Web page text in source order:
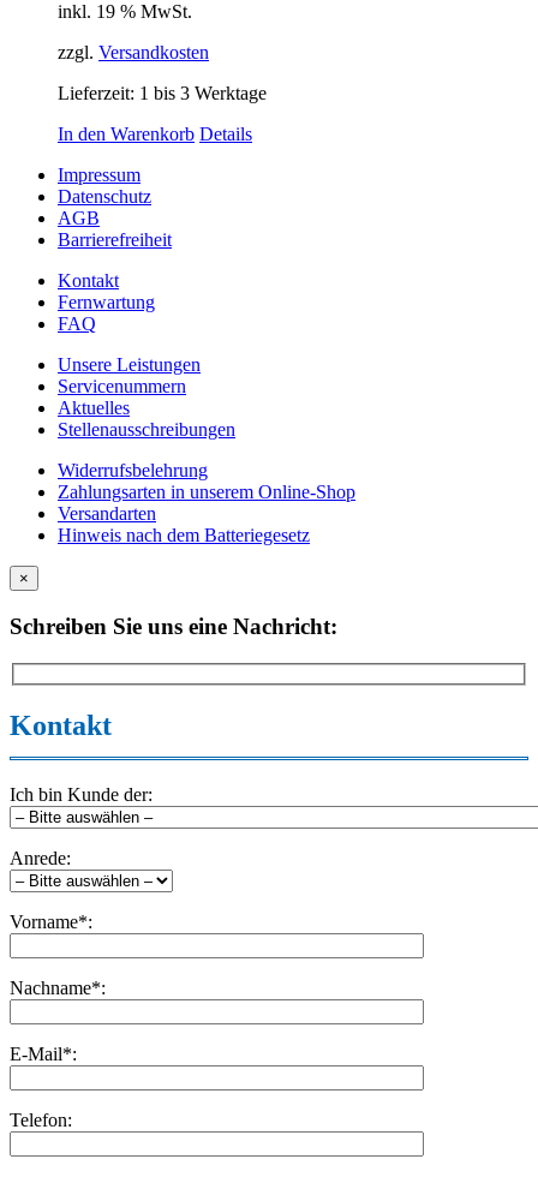
inkl. 19 % MwSt.
zzgl. Versandkosten
Lieferzeit: 1 bis 3 Werktage
In den Warenkorb Details
Impressum
Datenschutz
AGB
Barrierefreiheit
Kontakt
Fernwartung
FAQ
Unsere Leistungen
Servicenummern
Aktuelles
Stellenausschreibungen
Widerrufsbelehrung
Zahlungsarten in unserem Online-Shop
Versandarten
Hinweis nach dem Batteriegesetz
×
Schreiben Sie uns eine Nachricht:
Kontakt
Ich bin Kunde der:
Anrede:
Vorname*:
Nachname*:
E-Mail*:
Telefon: